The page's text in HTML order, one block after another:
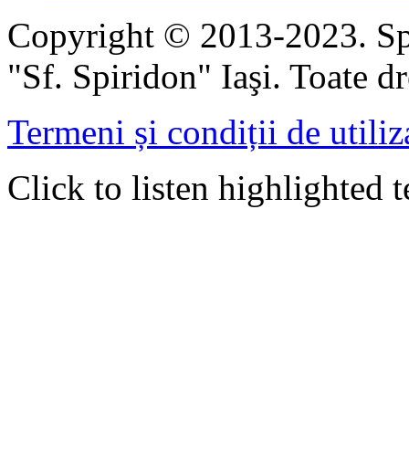
Copyright © 2013-2023.
"Sf. Spiridon" Iaşi. Toate
Termeni și condiții de
Click to listen highlighted